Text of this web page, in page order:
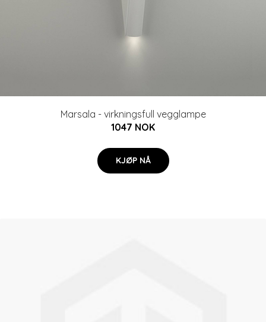
Marsala - virkningsfull vegglampe
1047 NOK
KJØP NÅ